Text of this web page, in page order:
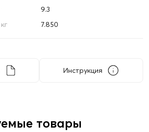
9.3
7.850
Инструкция
товары